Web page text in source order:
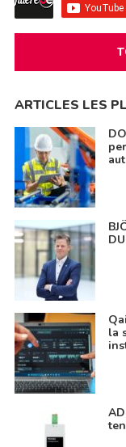
ARTICLES LES
la